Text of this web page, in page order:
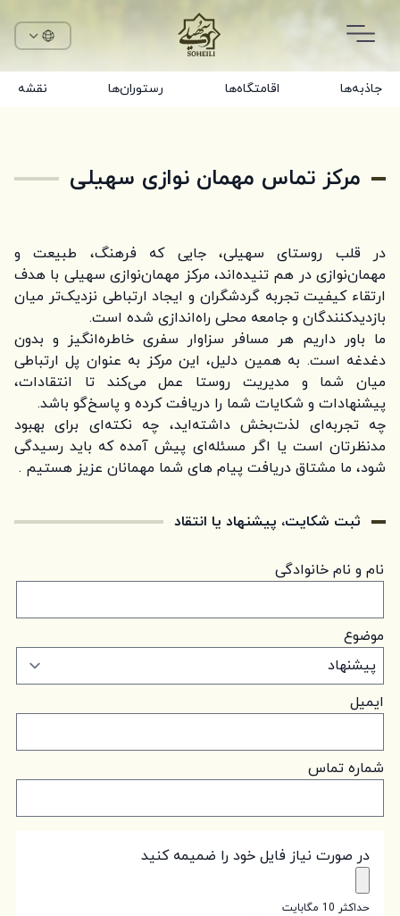
جاذبه‌ها اقامتگاه‌ها رستوران‌ها نقشه
مرکز تماس مهمان نوازی سهیلی
در قلب روستای سهیلی، جایی که فرهنگ، طبیعت و
مهمان‌نوازی در هم تنیده‌اند، مرکز مهمان‌نوازی سهیلی با هدف
ارتقاء کیفیت تجربه گردشگران و ایجاد ارتباطی نزدیک‌تر میان
بازدیدکنندگان و جامعه محلی راه‌اندازی شده است.
ما باور داریم هر مسافر سزاوار سفری خاطره‌انگیز و بدون
دغدغه است. به همین دلیل، این مرکز به عنوان پل ارتباطی
میان شما و مدیریت روستا عمل می‌کند تا انتقادات،
پیشنهادات و شکایات شما را دریافت کرده و پاسخ‌گو باشد.
چه تجربه‌ای لذت‌بخش داشته‌اید، چه نکته‌ای برای بهبود
مدنظرتان است یا اگر مسئله‌ای پیش آمده که باید رسیدگی
شود، ما مشتاق دریافت پیام های شما مهمانان عزیز هستیم .
ثبت شکایت، پیشنهاد یا انتقاد
نام و نام خانوادگی
موضوع
ایمیل
شماره تماس
در صورت نیاز فایل خود را ضمیمه کنید
حداکثر 10 مگابایت